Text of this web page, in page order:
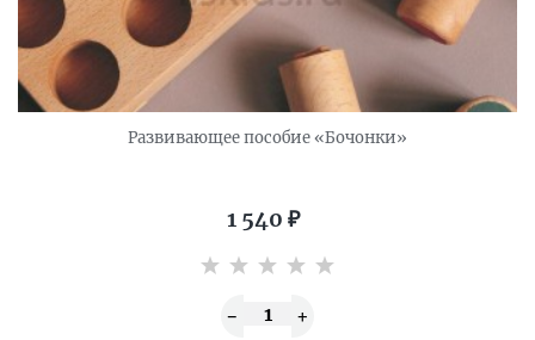
Развивающее пособие «Бочонки»
1 540 ₽